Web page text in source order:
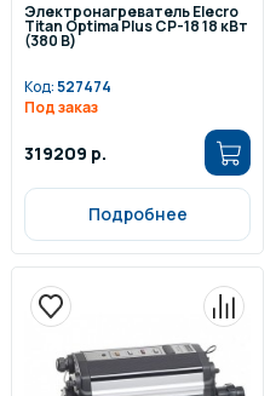
Электронагреватель Elecro
Titan Optima Plus СP-18 18 кВт
(380 В)
Код:527474
Под заказ
319209 р.
Подробнее